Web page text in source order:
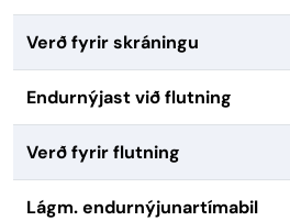
Verð fyrir skráningu
Endurnýjast við flutning
Verð fyrir flutning
Lágm. endurnýjunartímabil